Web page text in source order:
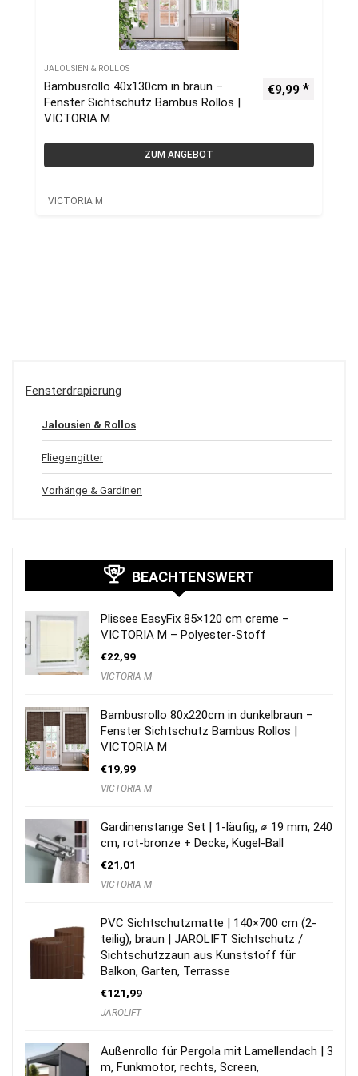
JALOUSIEN & ROLLOS
Bambusrollo 40x130cm in braun –
Fenster Sichtschutz Bambus Rollos |
VICTORIA M
€9,99
ZUM ANGEBOT
VICTORIA M
Fensterdrapierung
Jalousien & Rollos
Fliegengitter
Vorhänge & Gardinen
BEACHTENSWERT
Plissee EasyFix 85×120 cm creme –
VICTORIA M – Polyester-Stoff
€22,99
VICTORIA M
Bambusrollo 80x220cm in dunkelbraun –
Fenster Sichtschutz Bambus Rollos |
VICTORIA M
€19,99
VICTORIA M
Gardinenstange Set | 1-läufig, ⌀ 19 mm, 240
cm, rot-bronze + Decke, Kugel-Ball
€21,01
VICTORIA M
PVC Sichtschutzmatte | 140×700 cm (2-
teilig), braun | JAROLIFT Sichtschutz /
Sichtschutzzaun aus Kunststoff für
Balkon, Garten, Terrasse
€121,99
JAROLIFT
Außenrollo für Pergola mit Lamellendach | 3
m, Funkmotor, rechts, Screen,